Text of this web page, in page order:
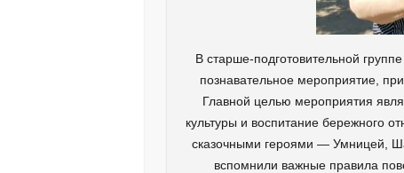
В старше-подготовительной
познавательное мероприятие,
Главной целью мероприятия
культуры и воспитание бережного
сказочными героями — Умницей,
вспомнили важные правила